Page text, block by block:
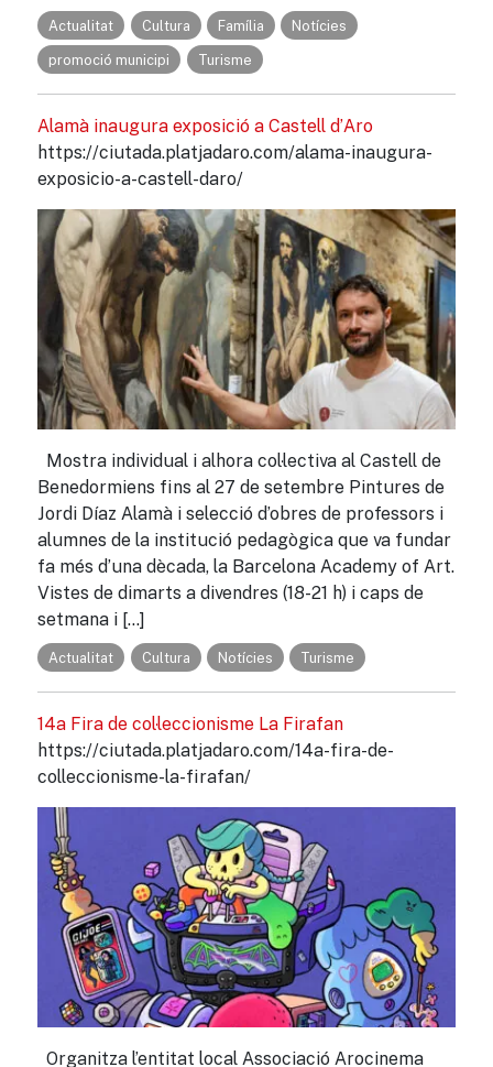
Actualitat Cultura Família
Notícies
promoció municipi
Turisme
Alamà inaugura exposició a Castell d’Aro
https://ciutada.platjadaro.com/alama-inaugura-
exposicio-a-castell-daro/
Mostra individual i alhora col·lectiva al Castell de
Benedormiens fins al 27 de setembre Pintures de
Jordi Díaz Alamà i selecció d’obres de professors i
alumnes de la institució pedagògica que va fundar
fa més d’una dècada, la Barcelona Academy of Art.
Vistes de dimarts a divendres (18-21 h) i caps de
setmana i […]
Actualitat Cultura Notícies Turisme
14a Fira de col·leccionisme La Firafan
https://ciutada.platjadaro.com/14a-fira-de-
colleccionisme-la-firafan/
Organitza l’entitat local Associació Arocinema